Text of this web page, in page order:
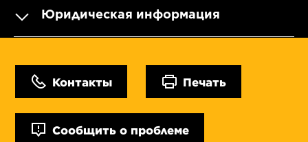
Юридическая информация
Контакты Печать
Сообщить о проблеме